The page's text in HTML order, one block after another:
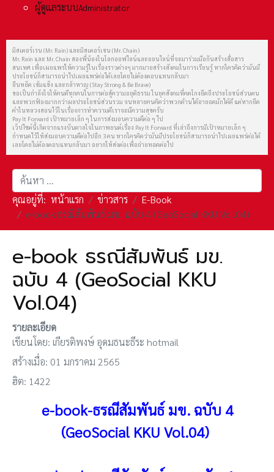
ผู้ดูแลระบบAdministrator
มิสเตอร์เรน (Mr. Rain) และมิสเตอร์เชน (Mr. Chain)
Mr. Rain และ Mr. Chain สองพี่น้องในโลกออฟไลน์และออนไลน์ที่จะมาร่วมมือกันสร้างสื่อสาร
สนเทศ เพื่อเผยแพร่ให้ความรู้ในเรื่องราวต่างๆ มากมายสร้างสังคมในการเรียนรู้ หากใครคิดว่ามันมี
ประโยชน์ก็สามารถนำไปเผยแพร่ต่อได้เลยโดยไม่ต้องตอบแทนกลับมา
ยืนหยัด เข้มแข็ง และกล้าหาญ (Stay Strong & Be Brave)
ขอเป็นกำลังใจให้คนดีทุกคนในการต่อสู้ความอยุติธรรม ในยุคสังคมที่คดโกงยึดถึงประโยชน์ส่วนตน
และพวกฟ้องมากกว่าผลประโยชน์ส่วนรวม จนหลายคนคิดว่าพวกด้านได้อายอดมักได้ดี แต่หากยึด
คำในหลวงสอนไว้ในเรื่องการทำความดีเราจะมีความสุขครับ
Pay It Forward เป้าหมายเล็ก ๆ ในการส่งมอบความดีต่อ ๆ ไป
เว็ปไซต์นี้เกิดจากแรงบันดาลใจในภาพยนต์เรื่อง Pay It Forward ที่เล่าถึงการมีเป้าหมายเล็ก ๆ
กำหนดไว้ให้ส่งมอบความดีต่อไปอีก 3 คน หากใครคิดว่ามันมีประโยชน์ก็สามารถนำไปเผยแพร่ต่อได้
เลยโดยไม่ต้องตอบแทนกลับมา อยากให้ส่งต่อเพื่อถ่ายทอดต่อไป
การค้นหา
คุณอยู่ที่: หน้าแรก ข่าวสาร
E-Book
e-book ธรณีสัมพันธ์ มข. ฉบับ 4 (GeoSocial KKU Vol.04)
e-book ธรณีสัมพันธ์ มข.
ฉบับ 4 (GeoSocial KKU
Vol.04)
รายละเอียด
เขียนโดย: เกียรติพงษ์ อุดมธนะธีระ hotmail
สร้างเมื่อ: 01 มกราคม 2565
ฮิต: 1422
e-book-ธรณีสัมพันธ์ มข. ฉบับ 4
(GeoSocial KKU Vol.04)